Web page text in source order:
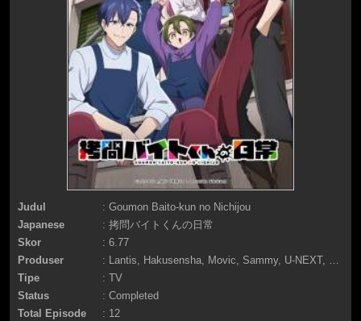
Judul
: Goumon Baito-kun no Nichijou
Japanese
: 拷問バイトくんの日常
Skor
: 6.77
Produser
: Lantis, Hakusensha, Movic, Sammy, U-NEXT, Kadokawa, Bit grooove promotion, BS Asahi, Bandai Namco Music Live
Tipe
: TV
Status
: Completed
Total Episode
: 12